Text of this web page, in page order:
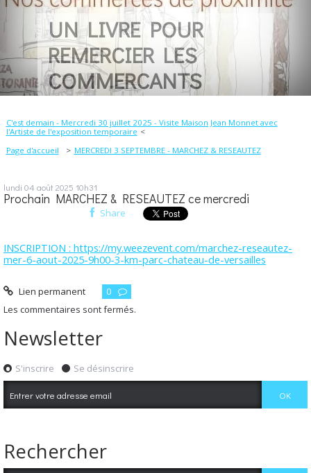
UN LIVRE POUR
REMERCIER LES
COMMERCANTS
C'est demain - Mercredi 30 juillet 2025 - Visite Maison Jean Monnet avec
l'Artiste de l'exposition temporaire
Page d'accueil
MERCREDI 3 SEPTEMBRE - MARCHEZ & RESEAUTEZ
lundi 04 août 2025 10h31
Prochain MARCHEZ & RESEAUTEZ ce mercredi
Share
INSCRIPTION : https://my.weezevent.com/marchez-reseautez-
mer-6-aout-2025-9h00-3-km-parc-chateau-de-versailles
Lien permanent
0
Les commentaires sont fermés.
Newsletter
S'inscrire Se désinscrire
Rechercher